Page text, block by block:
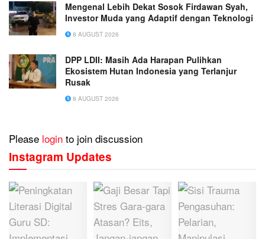
Mengenal Lebih Dekat Sosok Firdawan Syah,
Investor Muda yang Adaptif dengan Teknologi
8 AUGUST 2026
DPP LDII: Masih Ada Harapan Pulihkan
Ekosistem Hutan Indonesia yang Terlanjur
Rusak
8 AUGUST 2026
Please login to join discussion
Instagram Updates